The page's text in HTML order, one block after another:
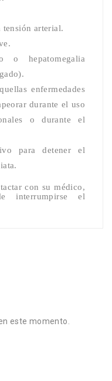
arterial.
o hepatomegalia
enfermedades
durante el uso
o durante el
para detener el
con su médico,
interrumpirse el
este momento.